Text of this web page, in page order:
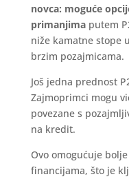
novca: moguće
primanjimaputem
niže kamatne stope
brzim pozajmicama.
Još jedna prednost
Zajmoprimci mogu
povezane s
na kredit.
Ovo omogućuje
financijama, što je